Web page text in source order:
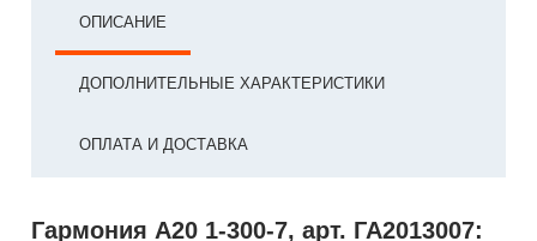
ОПИСАНИЕ
ДОПОЛНИТЕЛЬНЫЕ ХАРАКТЕРИСТИКИ
ОПЛАТА И ДОСТАВКА
Гармония А20 1-300-7, арт. ГА2013007: